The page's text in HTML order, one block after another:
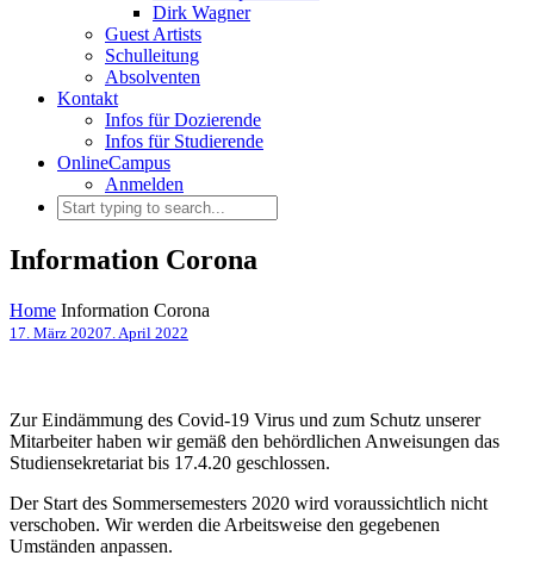
Dirk Wagner
Guest Artists
Schulleitung
Absolventen
Kontakt
Infos für Dozierende
Infos für Studierende
OnlineCampus
Anmelden
Information Corona
Home Information Corona
17. März 20207. April 2022
Zur Eindämmung des Covid-19 Virus und zum Schutz unserer
Mitarbeiter haben wir gemäß den behördlichen Anweisungen das
Studiensekretariat bis 17.4.20 geschlossen.
Der Start des Sommersemesters 2020 wird voraussichtlich nicht
verschoben. Wir werden die Arbeitsweise den gegebenen
Umständen anpassen.